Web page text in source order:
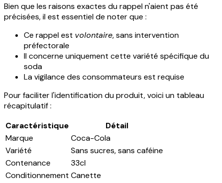
Bien que les raisons exactes du rappel n'aient pas été
précisées, il est essentiel de noter que :
Ce rappel est volontaire, sans intervention
préfectorale
Il concerne uniquement cette variété spécifique du
soda
La vigilance des consommateurs est requise
Pour faciliter l'identification du produit, voici un tableau
récapitulatif :
Caractéristique
Détail
Marque
Coca-Cola
Variété
Sans sucres, sans caféine
Contenance
33cl
Conditionnement Canette